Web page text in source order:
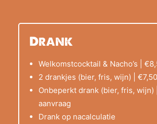
Drank
Welkomstcocktail & Nacho’s |
2 drankjes (bier, fris, wijn) |
Onbeperkt drank (bier, fris, wijn)
aanvraag
Drank op nacalculatie